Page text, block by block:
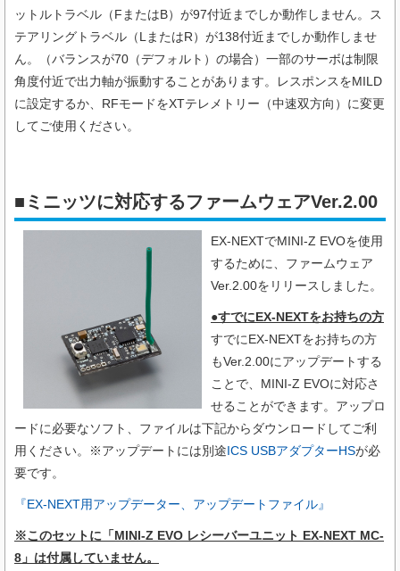
ットルトラベル（FまたはB）が97付近までしか動作しません。ス
テアリングトラベル（LまたはR）が138付近までしか動作しませ
ん。（バランスが70（デフォルト）の場合）一部のサーボは制限
角度付近で出力軸が振動することがあります。レスポンスをMILD
に設定するか、RFモードをXTテレメトリー（中速双方向）に変更
してご使用ください。
■ミニッツに対応するファームウェアVer.2.00
EX-NEXTでMINI-Z EVOを使用
するために、ファームウェア
Ver.2.00をリリースしました。
●すでにEX-NEXTをお持ちの方
すでにEX-NEXTをお持ちの方
もVer.2.00にアップデートする
ことで、MINI-Z EVOに対応さ
せることができます。アップロ
ードに必要なソフト、ファイルは下記からダウンロードしてご利
用ください。※アップデートには別途ICS USBアダプターHSが必
要です。
『EX-NEXT用アップデーター、アップデートファイル』
※このセットに 「MINI-Z EVO レシーバーユニット EX-NEXT MC-
8」は付属していません。